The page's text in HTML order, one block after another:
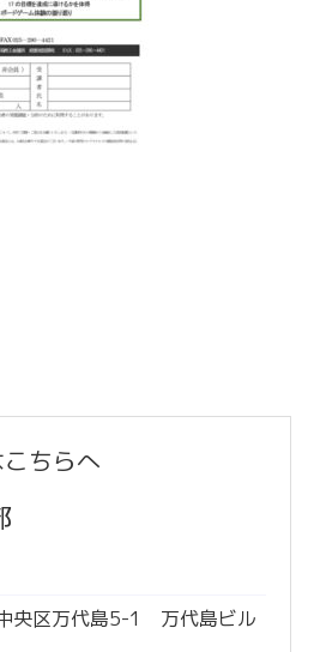
ちらへ
央区万代島5-1 万代島ビル